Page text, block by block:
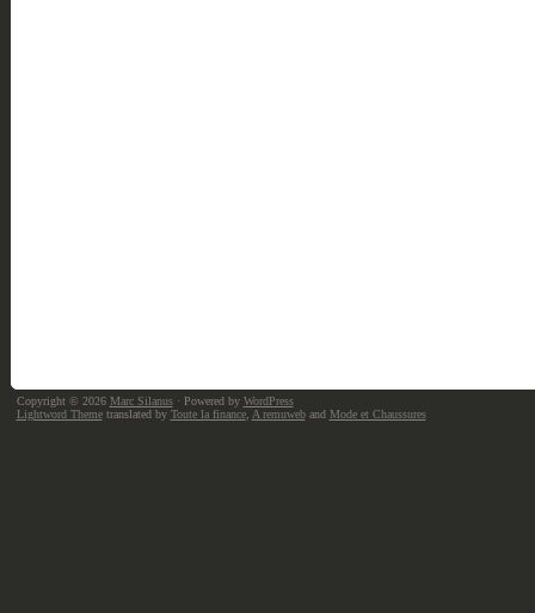
Copyright © 2026 Marc Silanus· Powered by WordPress
Lightword Themetranslated by Toute la finance, A remuweband Mode et Chaussures